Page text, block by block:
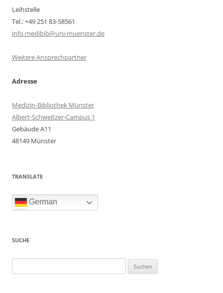
Leihstelle
Tel.: +49 251 83-58561
info.medibib@uni-muenster.de
Weitere Ansprechpartner
Adresse
Medizin-Bibliothek Münster
Albert-Schweitzer-Campus 1
Gebäude A11
48149 Münster
TRANSLATE
German
SUCHE
nach: